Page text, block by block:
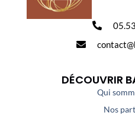
DÉCOUVRIR
Qui
Nos